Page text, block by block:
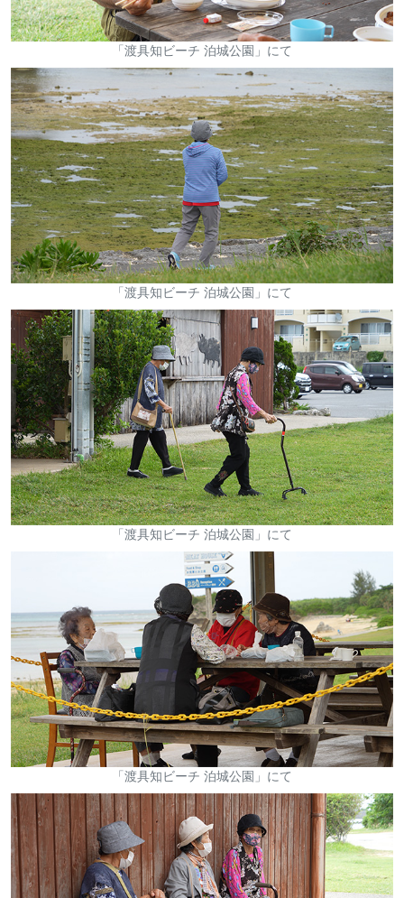
「渡具知ビーチ 泊城公園」にて
「渡具知ビーチ 泊城公園」にて
「渡具知ビーチ 泊城公園」にて
「渡具知ビーチ 泊城公園」にて